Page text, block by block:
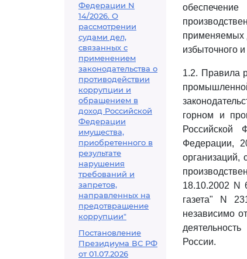
Федерации N
14/2026. О
рассмотрении
судами дел,
связанных с
применением
законодательства о
противодействии
коррупции и
обращением в
доход Российской
Федерации
имущества,
приобретенного в
результате
нарушения
требований и
запретов,
направленных на
предотвращение
коррупции"
Постановление
Президиума ВС РФ
от 01.07.2026
применяемых
избыточного
1.2. Правила
горном и
Российской
Федерации,
организаций,
18.10.2002 N
газета" N
независимо
России.